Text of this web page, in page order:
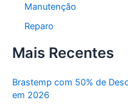
Manutenção
Reparo
Mais Recentes
Brastemp com 50% de
em 2026